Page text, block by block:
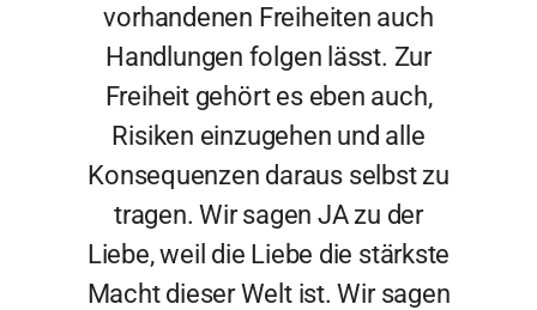
vorhandenen Freiheiten auch
Handlungen folgen lässt. Zur
Freiheit gehört es eben auch,
Risiken einzugehen und alle
Konsequenzen daraus selbst zu
tragen. Wir sagen JA zu der
Liebe, weil die Liebe die stärkste
Macht dieser Welt ist. Wir sagen